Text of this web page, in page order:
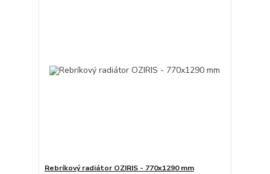
Rebríkový radiátor OZIRIS - 770x1290 mm